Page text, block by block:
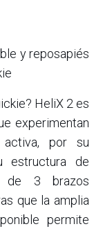
y reposapiés
HeliX 2 es
experimentan
por su
estructura de
de 3 brazos
que la amplia
permite